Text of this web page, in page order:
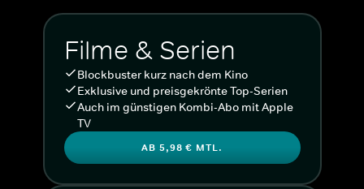
Filme & Serien
Blockbuster kurz nach dem Kino
Exklusive und preisgekrönte Top-Serien
Auch im günstigen Kombi-Abo mit Apple
TV
AB 5,98 € MTL.